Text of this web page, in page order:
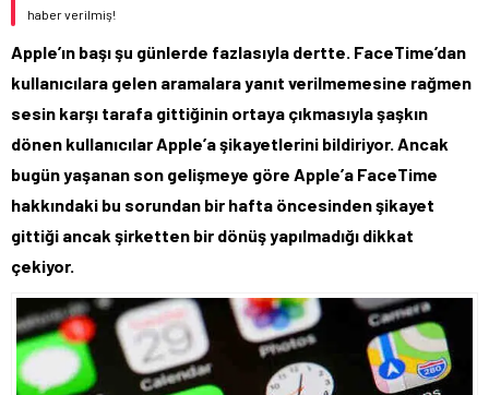
haber verilmiş!
Apple’ın başı şu günlerde fazlasıyla dertte. FaceTime’dan
kullanıcılara gelen aramalara yanıt verilmemesine rağmen
sesin karşı tarafa gittiğinin ortaya çıkmasıyla şaşkın
dönen kullanıcılar Apple’a şikayetlerini bildiriyor. Ancak
bugün yaşanan son gelişmeye göre Apple’a FaceTime
hakkındaki bu sorundan bir hafta öncesinden şikayet
gittiği ancak şirketten bir dönüş yapılmadığı dikkat
çekiyor.